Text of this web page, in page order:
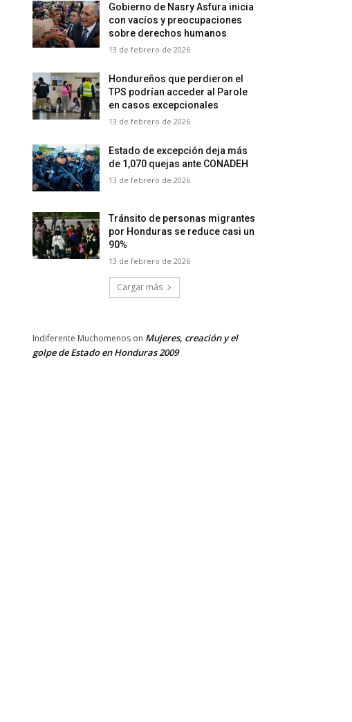
Gobierno de Nasry Asfura inicia
con vacíos y preocupaciones
sobre derechos humanos
13 de febrero de 2026
Hondureños que perdieron el
TPS podrían acceder al Parole
en casos excepcionales
13 de febrero de 2026
Estado de excepción deja más
de 1,070 quejas ante CONADEH
13 de febrero de 2026
Tránsito de personas migrantes
por Honduras se reduce casi un
90%
13 de febrero de 2026
Cargar más
Indiferente Muchomenos on Mujeres, creación y el
golpe de Estado en Honduras 2009